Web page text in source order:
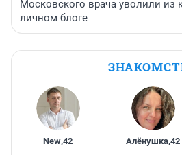
Московского врача уволили из
личном блоге
New,42 Алёнушка,42